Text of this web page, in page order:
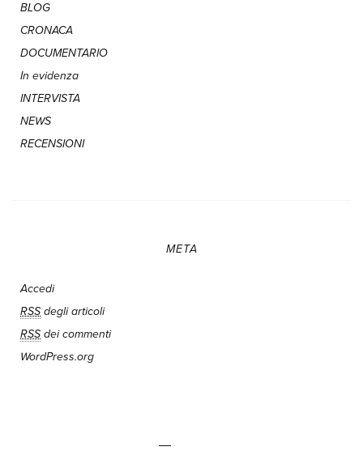
BLOG
CRONACA
DOCUMENTARIO
In evidenza
INTERVISTA
NEWS
RECENSIONI
META
Accedi
RSS degli articoli
RSS dei commenti
WordPress.org